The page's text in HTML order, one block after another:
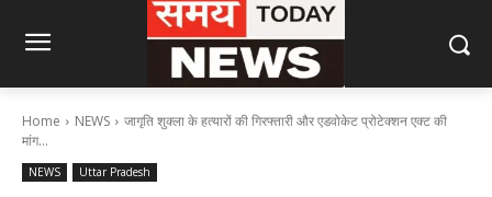
Home NEWS
जागृति शुक्ला के हत्यारों की गिरफ्तारी और एडवोकेट प्रोटेक्शन एक्ट की
मांग...
NEWS Uttar Pradesh